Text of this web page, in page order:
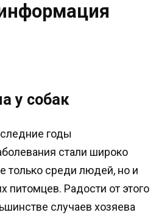
у собак
годы
стали широко
только среди людей, но и
питомцев. Радости от этого
случаев хозяева